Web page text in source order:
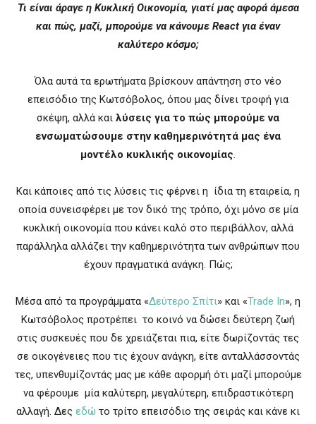
Τι είναι άραγε η Κυκλική Οικονομία, γιατί μας αφορά άμεσα
και πώς, μαζί, μπορούμε να κάνουμε React για έναν
καλύτερο κόσμο;
Όλα αυτά τα ερωτήματα βρίσκουν απάντηση στο νέο
επεισόδιο της Κωτσόβολος, όπου μας δίνει τροφή για
σκέψη, αλλά και λύσεις για το πώς μπορούμε να
ενσωματώσουμε στην καθημερινότητά μας ένα
μοντέλο κυκλικής οικονομίας.
Και κάποιες από τις λύσεις τις φέρνει η ίδια τη εταιρεία, η
οποία συνεισφέρει με τον δικό της τρόπο, όχι μόνο σε μία
κυκλική οικονομία που κάνει καλό στο περιβάλλον, αλλά
παράλληλα αλλάζει την καθημερινότητα των ανθρώπων που
έχουν πραγματικά ανάγκη. Πώς;
Μέσα από τα προγράμματα «Δεύτερο Σπίτι» και «Trade In», η
Κωτσόβολος προτρέπει το κοινό να δώσει δεύτερη ζωή
στις συσκευές που δε χρειάζεται πια, είτε δωρίζοντάς τες
σε οικογένειες που τις έχουν ανάγκη, είτε ανταλλάσσοντάς
τες, υπενθυμίζοντάς μας με κάθε αφορμή ότι μαζί μπορούμε
να φέρουμε μία καλύτερη, μεγαλύτερη, επιδραστικότερη
αλλαγή. Δες εδώ το τρίτο επεισόδιο της σειράς και κάνε κι